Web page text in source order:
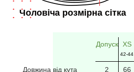
Чоловіча розмірна сітка
Допуск XS
42-44
Довжина від кута 2 66